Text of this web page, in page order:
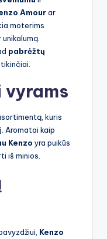
Amourar
moterims
pabrėžtų
vyrams
kuris
Aromatai kaip
Kenzo yra puikūs
iš minios.
Kenzo